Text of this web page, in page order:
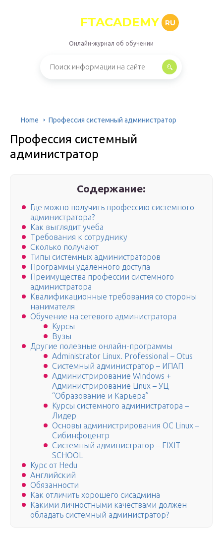
FTACADEMY RU
Онлайн-журнал об обучении
Home Профессия системный администратор
Профессия системный
администратор
Содержание:
Где можно получить профессию системного
администратора?
Как выглядит учеба
Требования к сотруднику
Сколько получают
Типы системных администраторов
Программы удаленного доступа
Преимущества профессии системного
администратора
Квалификационные требования со стороны
нанимателя
Обучение на сетевого администратора
Курсы
Вузы
Другие полезные онлайн-программы
Administrator Linux. Professional – Otus
Системный администратор – ИПАП
Администрирование Windows +
Администрирование Linux – УЦ
“Образование и Карьера”
Курсы системного администратора –
Лидер
Основы администрирования ОС Linux –
Сибинфоцентр
Системный администратор – FIXIT
SCHOOL
Курс от Hedu
Английский
Обязанности
Как отличить хорошего сисадмина
Какими личностными качествами должен
обладать системный администратор?